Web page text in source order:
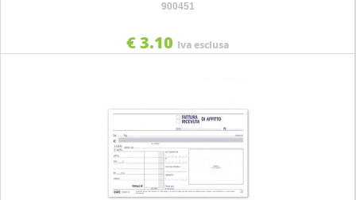
900451
€ 3.10 Iva esclusa